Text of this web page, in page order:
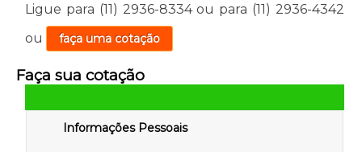
Ligue para (11) 2936-8334ou para (11) 2936-4342
ou
faça uma cotação
Faça sua cotação
Informações Pessoais